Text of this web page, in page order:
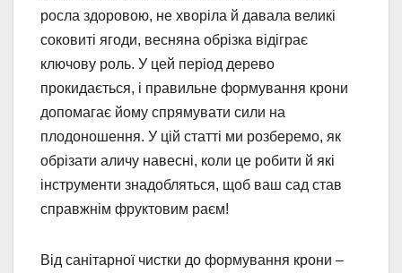
росла здоровою, не хворіла й давала великі
соковиті ягоди, весняна обрізка відіграє
ключову роль. У цей період дерево
прокидається, і правильне формування крони
допомагає йому спрямувати сили на
плодоношення. У цій статті ми розберемо, як
обрізати аличу навесні, коли це робити й які
інструменти знадобляться, щоб ваш сад став
справжнім фруктовим раєм!
Від санітарної чистки до формування крони –